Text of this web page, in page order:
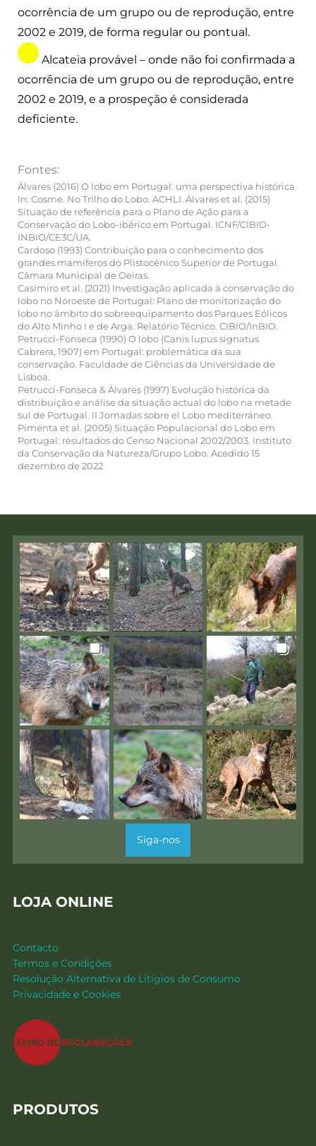
ocorrência de um grupo ou de reprodução, entre
2002 e 2019, de forma regular ou pontual.
Alcateia provável – onde não foi confirmada a
ocorrência de um grupo ou de reprodução, entre
2002 e 2019, e a prospeção é considerada
deficiente.
Fontes:
Álvares (2016) O lobo em Portugal: uma perspectiva histórica.
In: Cosme. No Trilho do Lobo. ACHLI. Álvares et al. (2015)
Situação de referência para o Plano de Ação para a
Conservação do Lobo-ibérico em Portugal. ICNF/CIBIO-
INBIO/CE3C/UA.
Cardoso (1993) Contribuição para o conhecimento dos
grandes mamíferos do Plistocénico Superior de Portugal.
Câmara Municipal de Oeiras.
Casimiro et al. (2021) Investigação aplicada à conservação do
lobo no Noroeste de Portugal: Plano de monitorização do
lobo no âmbito do sobreequipamento dos Parques Eólicos
do Alto Minho I e de Arga. Relatório Técnico. CIBIO/InBIO.
Petrucci-Fonseca (1990) O lobo (Canis lupus signatus
Cabrera, 1907) em Portugal: problemática da sua
conservação. Faculdade de Ciências da Universidade de
Lisboa.
Petrucci-Fonseca & Álvares (1997) Evolução histórica da
distribuição e análise da situação actual do lobo na metade
sul de Portugal. II Jornadas sobre el Lobo mediterráneo.
Pimenta et al. (2005) Situação Populacional do Lobo em
Portugal: resultados do Censo Nacional 2002/2003. Instituto
da Conservação da Natureza/Grupo Lobo. Acedido 15
dezembro de 2022
Siga-nos
LOJA ONLINE
Contacto
Termos e Condições
Resolução Alternativa de Litígios de Consumo
Privacidade e Cookies
PRODUTOS